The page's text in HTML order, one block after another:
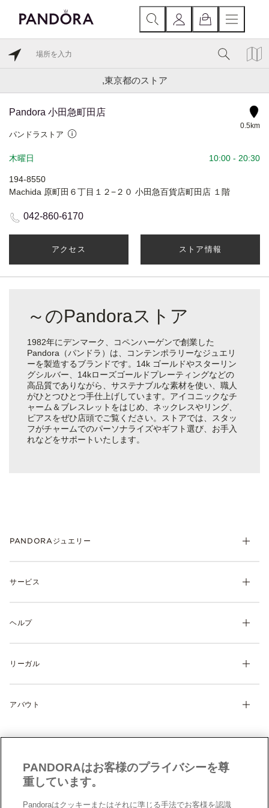
,東京都のストア
Pandora 小田急町田店
パンドラストア
木曜日 10:00 - 20:30
0.5km
194-8550
Machida 原町田６丁目１２−２０ 小田急百貨店町田店 １階
042-860-6170
アクセス ストア情報
～のPandoraストア
1982年にデンマーク、コペンハーゲンで創業した
Pandora（パンドラ）は、コンテンポラリーなジュエリ
ーを製造するブランドです。14k ゴールドやスターリン
グシルバー、14kローズゴールドプレーティングなどの
高品質でありながら、サステナブルな素材を使い、職人
がひとつひとつ手仕上げしています。アイコニックなチ
ャーム＆ブレスレットをはじめ、ネックレスやリング、
ピアスをぜひ店頭でご覧ください。ストアでは、スタッ
フがチャームでのパーソナライズやギフト選び、お手入
れなどをサポートいたします。
PANDORAジュエリー
ブレスレット
リング
サービス
注文履歴
ウィッシュリスト
ヘルプ
配送について
返品・交換について
リーガル
特定商取引に関する法律に基づく表示
クッキーポリシー
データ保護フォーム（英文）
現代奴隷法への対応（英文）
アバウト
店舗検索
採用情報
PANDORAはお客様のプライバシーを尊
重しています。
Pandoraはクッキーまたはそれに準じる手法でお客様を認識